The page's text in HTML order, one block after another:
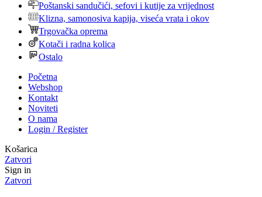
Poštanski sandučići, sefovi i kutije za vrijednost
Klizna, samonosiva kapija, viseća vrata i okov
Trgovačka oprema
Kotači i radna kolica
Ostalo
Početna
Webshop
Kontakt
Noviteti
O nama
Login / Register
Košarica
Zatvori
Sign in
Zatvori